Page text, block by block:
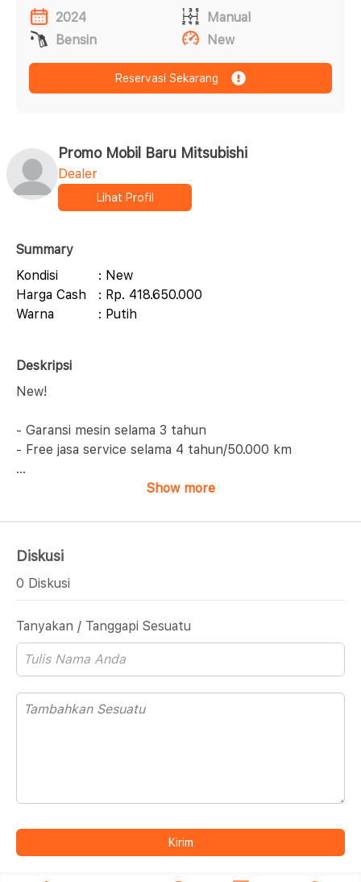
2024
Manual
Bensin
New
Reservasi Sekarang
Promo Mobil Baru Mitsubishi
Dealer
Lihat Profil
Summary
Kondisi
: New
Harga Cash
: Rp. 418.650.000
Warna
: Putih
Deskripsi
New!
- Garansi mesin selama 3 tahun
- Free jasa service selama 4 tahun/50.000 km
...
Show more
Diskusi
0 Diskusi
Tanyakan / Tanggapi Sesuatu
Kirim